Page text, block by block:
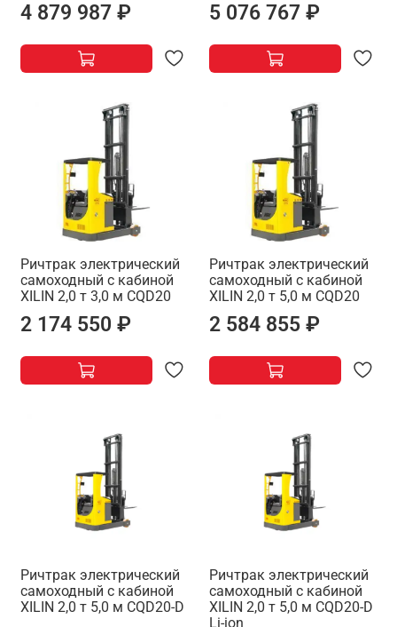
4 879 987 ₽ 5 076 767 ₽
Ричтрак электрический
самоходный с кабиной
XILIN 2,0 т 3,0 м CQD20
2 174 550 ₽
Ричтрак электрический
самоходный с кабиной
XILIN 2,0 т 5,0 м CQD20
2 584 855 ₽
Ричтрак электрический
самоходный с кабиной
XILIN 2,0 т 5,0 м CQD20-D
Ричтрак электрический
самоходный с кабиной
XILIN 2,0 т 5,0 м CQD20-D
Li-ion